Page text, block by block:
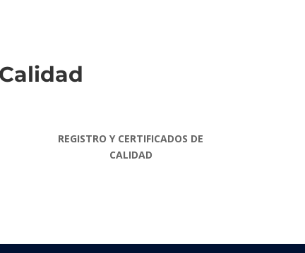
REGISTRO Y CERTIFICADOS DE
CALIDAD